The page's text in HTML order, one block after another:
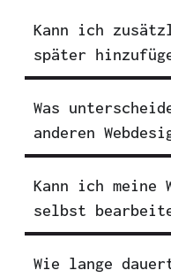
Kann ich
später
Was
anderen
Kann ich meine
selbst
Wie lange